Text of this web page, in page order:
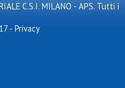
C.S.I. MILANO - APS. Tutti i
- Privacy